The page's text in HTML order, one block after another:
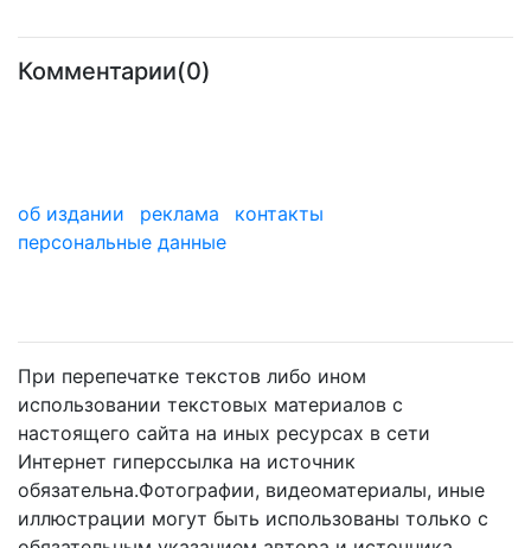
Комментарии(0)
об издании реклама
контакты
персональные данные
При перепечатке текстов либо ином
использовании текстовых материалов с
настоящего сайта на иных ресурсах в сети
Интернет гиперссылка на источник
обязательна.Фотографии, видеоматериалы, иные
иллюстрации могут быть использованы только с